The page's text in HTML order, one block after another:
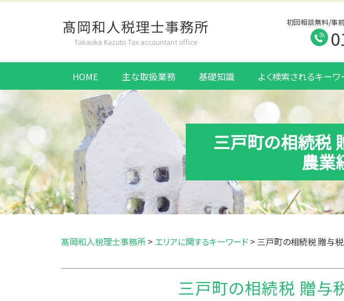
三戸町の相続税
農業
初回相談無料/事
HOME 主な取扱業務 基礎知識 よく検索されるキーワ
髙岡和人税理士事務所 > エリアに関するキーワード > 三戸町の相続税 贈与
三戸町の相続税 贈与